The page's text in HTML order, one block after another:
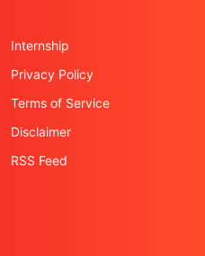
Internship
Privacy Policy
Terms of Service
Disclaimer
RSS Feed